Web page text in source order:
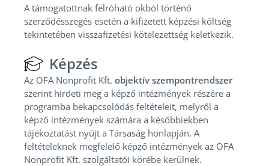
A támogatottnak felróható okból történő
szerződésszegés esetén a kifizetett képzési költség
tekintetében visszafizetési kötelezettség keletkezik.
Képzés
Az OFA Nonprofit Kft. objektív szempontrendszer
szerint hirdeti meg a képző intézmények részére a
programba bekapcsolódás feltételeit, melyről a
képző intézmények számára a későbbiekben
tájékoztatást nyújt a Társaság honlapján. A
feltételeknek megfelelő képző intézmények az OFA
Nonprofit Kft. szolgáltatói körébe kerülnek.